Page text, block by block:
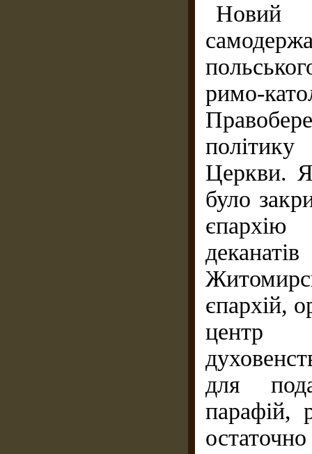
Новий
римо-
Церкви.
було
єпархію
єпархій,
центр
для
парафій,